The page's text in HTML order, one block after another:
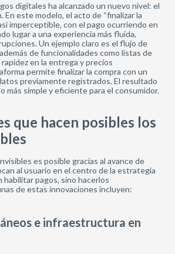
digitales ha alcanzado un nuevo nivel: el
este modelo, el acto de “finalizar la
imperceptible, con el pago ocurriendo en
lugar a una experiencia más fluida,
Un ejemplo claro es el flujo de
de funcionalidades como listas de
en la entrega y precios
permite finalizar la compra con un
previamente registrados. El resultado
más simple y eficiente para el consumidor.
que hacen posibles los
es posible gracias al avance de
al usuario en el centro de la estrategia
habilitar pagos, sino hacerlos
de estas innovaciones incluyen:
e infraestructura en